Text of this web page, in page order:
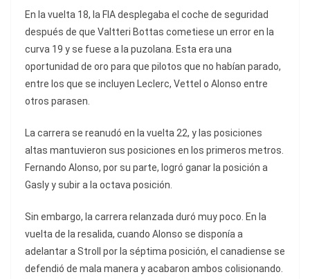
En la vuelta 18, la FIA desplegaba el coche de seguridad
después de que Valtteri Bottas cometiese un error en la
curva 19 y se fuese a la puzolana. Esta era una
oportunidad de oro para que pilotos que no habían parado,
entre los que se incluyen Leclerc, Vettel o Alonso entre
otros parasen.
La carrera se reanudó en la vuelta 22, y las posiciones
altas mantuvieron sus posiciones en los primeros metros.
Fernando Alonso, por su parte, logró ganar la posición a
Gasly y subir a la octava posición.
Sin embargo, la carrera relanzada duró muy poco. En la
vuelta de la resalida, cuando Alonso se disponía a
adelantar a Stroll por la séptima posición, el canadiense se
defendió de mala manera y acabaron ambos colisionando.